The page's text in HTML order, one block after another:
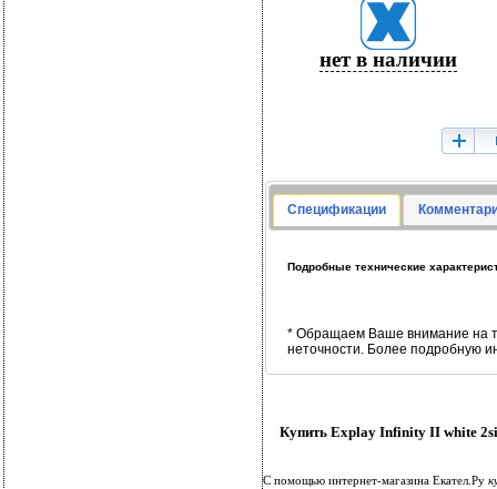
нет в наличии
Спецификации
Подробные технические
* Обращаем Ваше внимание на
неточности. Более подробную
Купить Explay Infinity II white
С помощью интернет-магазина Екател.Ру